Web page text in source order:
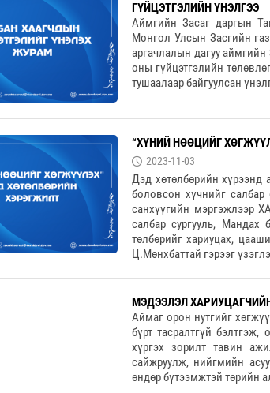
ГҮЙЦЭТГЭЛИЙН ҮНЭЛГЭЭ
Аймгийн Засаг даргын
Монгол Улсын Засгийн
аргачлалын дагуу
оны гүйцэтгэлийн
тушаалаар байгуулсан
“ХҮНИЙ НӨӨЦИЙГ
2023-11-03
Дэд хөтөлбөрийн хүрээнд
боловсон хүчнийг салбар
санхүүгийн мэргэжлээр
салбар сургууль, Мандах
төлбөрийг хариуцах,
Ц.Мөнхбаттай гэрээг
МЭДЭЭЛЭЛ
Аймаг орон нутгийг
бүрт тасралтгүй
хүргэх зорилт тавин
сайжруулж, нийгмийн
өндөр бүтээмжтэй төрийн